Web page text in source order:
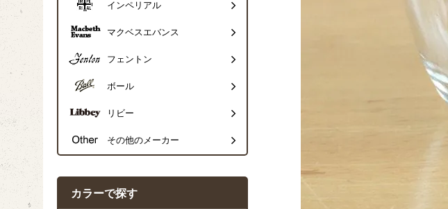
インペリアル
マクベスエバンス
フェントン
ボール
リビー
その他のメーカー
カラーで探す